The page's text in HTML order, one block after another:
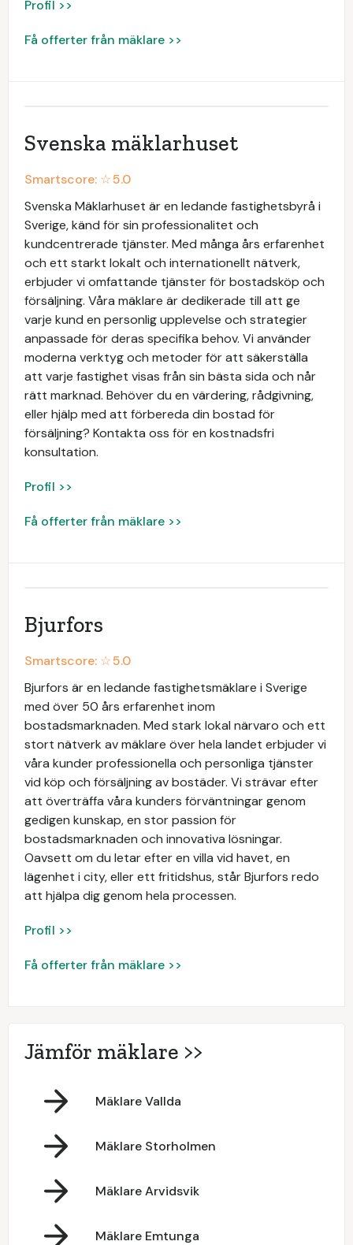
Profil >>
Få offerter från mäklare >>
Svenska mäklarhuset
Smartscore: ☆5.0
Svenska Mäklarhuset är en ledande fastighetsbyrå i
Sverige, känd för sin professionalitet och
kundcentrerade tjänster. Med många års erfarenhet
och ett starkt lokalt och internationellt nätverk,
erbjuder vi omfattande tjänster för bostadsköp och
försäljning. Våra mäklare är dedikerade till att ge
varje kund en personlig upplevelse och strategier
anpassade för deras specifika behov. Vi använder
moderna verktyg och metoder för att säkerställa
att varje fastighet visas från sin bästa sida och når
rätt marknad. Behöver du en värdering, rådgivning,
eller hjälp med att förbereda din bostad för
försäljning? Kontakta oss för en kostnadsfri
konsultation.
Profil >>
Få offerter från mäklare >>
Bjurfors
Smartscore: ☆5.0
Bjurfors är en ledande fastighetsmäklare i Sverige
med över 50 års erfarenhet inom
bostadsmarknaden. Med stark lokal närvaro och ett
stort nätverk av mäklare över hela landet erbjuder vi
våra kunder professionella och personliga tjänster
vid köp och försäljning av bostäder. Vi strävar efter
att överträffa våra kunders förväntningar genom
gedigen kunskap, en stor passion för
bostadsmarknaden och innovativa lösningar.
Oavsett om du letar efter en villa vid havet, en
lägenhet i city, eller ett fritidshus, står Bjurfors redo
att hjälpa dig genom hela processen.
Profil >>
Få offerter från mäklare >>
Jämför mäklare >>
Mäklare Vallda
Mäklare Storholmen
Mäklare Arvidsvik
Mäklare Emtunga